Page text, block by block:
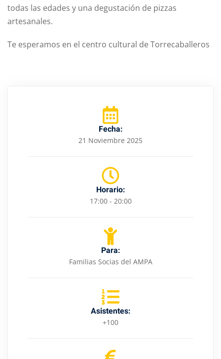
todas las edades y una degustación de pizzas
artesanales.
Te esperamos en el centro cultural de Torrecaballeros
Fecha:
21 Noviembre 2025
Horario:
17:00 - 20:00
Para:
Familias Socias del AMPA
Asistentes:
+100